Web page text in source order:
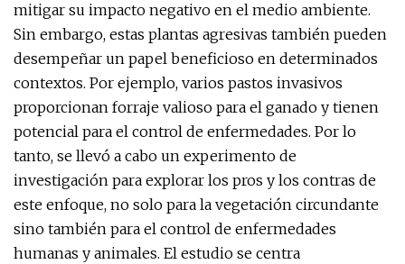
mitigar su impacto negativo en el medio ambiente.
Sin embargo, estas plantas agresivas también pueden
desempeñar un papel beneficioso en determinados
contextos. Por ejemplo, varios pastos invasivos
proporcionan forraje valioso para el ganado y tienen
potencial para el control de enfermedades. Por lo
tanto, se llevó a cabo un experimento de
investigación para explorar los pros y los contras de
este enfoque, no solo para la vegetación circundante
sino también para el control de enfermedades
humanas y animales. El estudio se centra